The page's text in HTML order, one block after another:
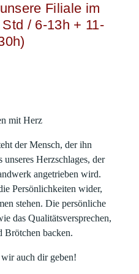
Filiale im
/ 6-13h + 11-
mit Herz
der Mensch, der ihn
Herzschlages, der
angetrieben wird.
Persönlichkeiten wider,
stehen. Die persönliche
das Qualitätsversprechen,
Brötchen backen.
auch dir geben!